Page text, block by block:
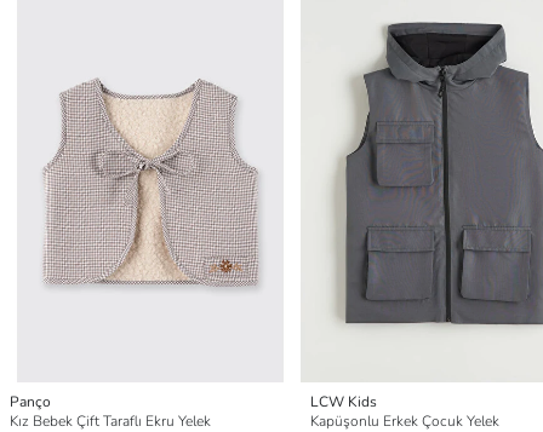
Panço
Kız Bebek Çift Taraflı Ekru Yelek
LCW Kids
Kapüşonlu Erkek Çocuk Yelek